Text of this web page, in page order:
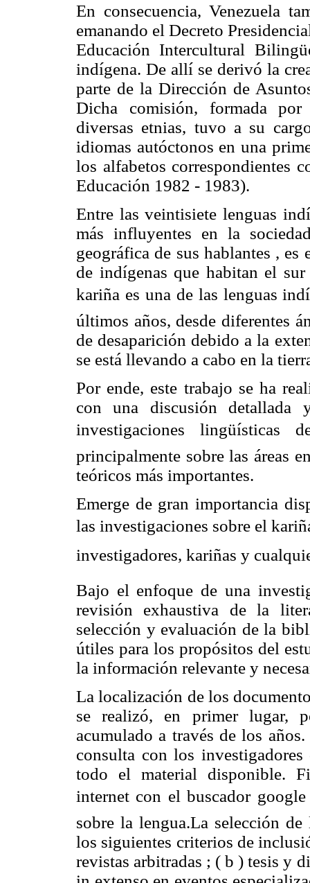
En consecuencia, Venezuela
emanando el Decreto
Educación Intercultural
indígena. De allí se derivó la
parte de la Dirección de
Dicha comisión, formada por
diversas etnias, tuvo a su
idiomas autóctonos en una
los alfabetos correspondientes
Educación 1982 - 1983).
Entre las veintisiete lenguas
más influyentes en la
geográfica de sus hablantes ,
de indígenas que habitan el
kariña es una de las lenguas
últimos años, desde diferentes
de desaparición debido a la
se está llevando a cabo en la
Por ende, este trabajo se ha
con una discusión detallada
investigaciones lingüísticas
principalmente sobre las áreas
teóricos más importantes.
Emerge de gran importancia
las investigaciones sobre el
investigadores, kariñas y
Bajo el enfoque de una
revisión exhaustiva de la
selección y evaluación de la
útiles para los propósitos del
la información relevante y
La localización de los
se realizó, en primer lugar,
acumulado a través de los
consulta con los
todo el material disponible.
internet con el buscador
sobre la lengua.La selección
los siguientes criterios de
revistas arbitradas ; ( b ) tesis y